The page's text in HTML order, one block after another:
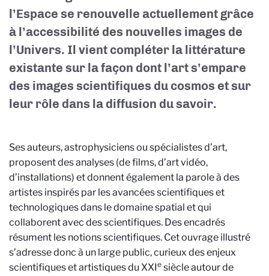
l’Espace se renouvelle actuellement grâce
à l’accessibilité des nouvelles images de
l’Univers. Il vient compléter la littérature
existante sur la façon dont l’art s’empare
des images scientifiques du cosmos et sur
leur rôle dans la diffusion du savoir.
Ses auteurs, astrophysiciens ou spécialistes d’art,
proposent des analyses (de films, d’art vidéo,
d’installations) et donnent également la parole à des
artistes inspirés par les avancées scientifiques et
technologiques dans le domaine spatial et qui
collaborent avec des scientifiques. Des encadrés
résument les notions scientifiques. Cet ouvrage illustré
s’adresse donc à un large public, curieux des enjeux
scientifiques et artistiques du XXIe siècle autour de